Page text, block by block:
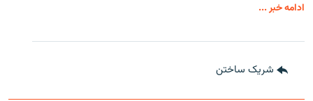
ادامه خبر ...
شریک ساختن